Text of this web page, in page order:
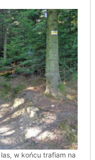
w końcu trafiam na